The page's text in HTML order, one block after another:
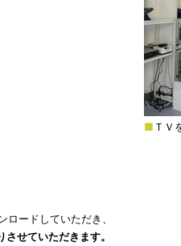
■ ＴＶ
ードしていただき、
せていただきます。